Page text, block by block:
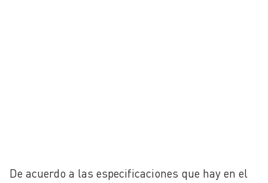
De acuerdo a las especificaciones que hay en el